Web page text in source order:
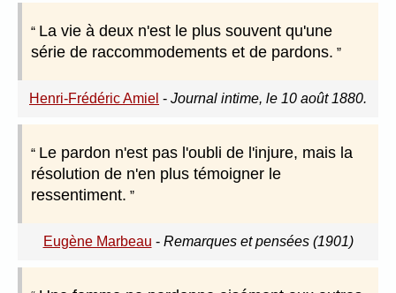
La vie à deux n'est le plus souvent qu'une
série de raccommodements et de pardons.
Henri-Frédéric Amiel - Journal intime, le 10 août 1880.
Le pardon n'est pas l'oubli de l'injure, mais la
résolution de n'en plus témoigner le
ressentiment.
Eugène Marbeau - Remarques et pensées (1901)